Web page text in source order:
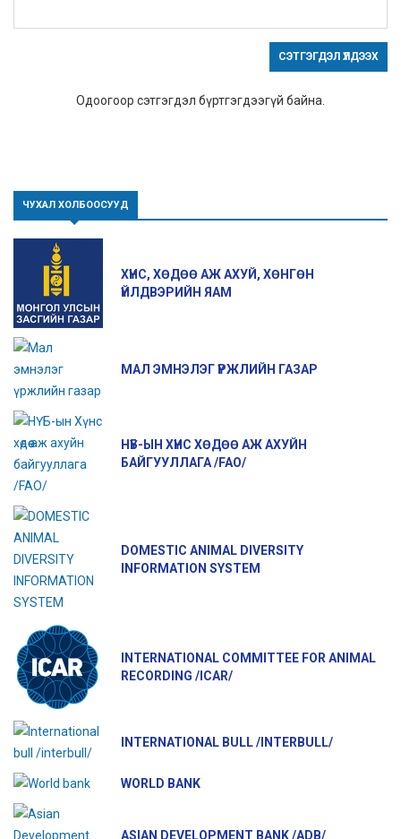
СЭТГЭГДЭЛ ҮЛДЭЭХ
Одоогоор сэтгэгдэл бүртгэгдээгүй байна.
ЧУХАЛ ХОЛБООСУУД
ХҮНС, ХӨДӨӨ АЖ АХУЙ, ХӨНГӨН
ҮЙЛДВЭРИЙН ЯАМ
МАЛ ЭМНЭЛЭГ ҮРЖЛИЙН ГАЗАР
НҮБ-ЫН ХҮНС ХӨДӨӨ АЖ АХУЙН
БАЙГУУЛЛАГА /FAO/
DOMESTIC ANIMAL DIVERSITY
INFORMATION SYSTEM
INTERNATIONAL COMMITTEE FOR ANIMAL
RECORDING /ICAR/
INTERNATIONAL BULL /INTERBULL/
WORLD BANK
ASIAN DEVELOPMENT BANK /ADB/